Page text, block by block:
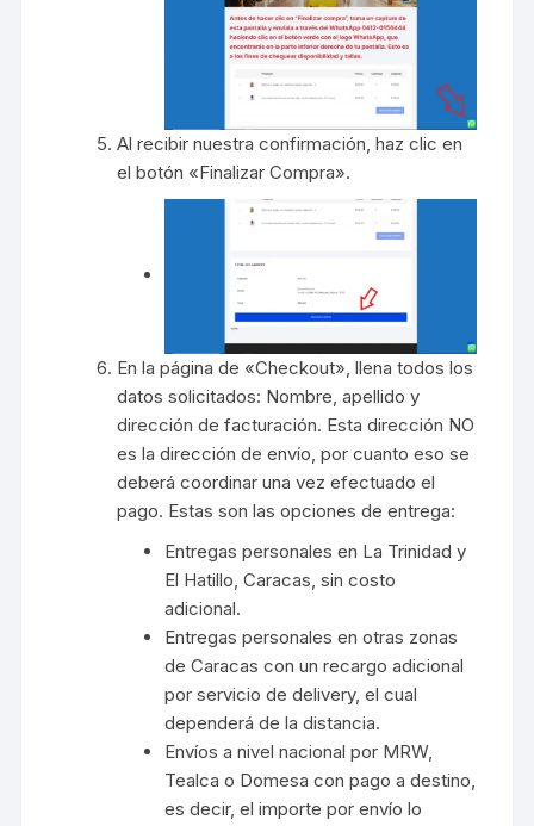
Al recibir nuestra confirmación, haz clic en
el botón «Finalizar Compra».
En la página de «Checkout», llena todos los
datos solicitados: Nombre, apellido y
dirección de facturación. Esta dirección NO
es la dirección de envío, por cuanto eso se
deberá coordinar una vez efectuado el
pago. Estas son las opciones de entrega:
Entregas personales en La Trinidad y
El Hatillo, Caracas, sin costo
adicional.
Entregas personales en otras zonas
de Caracas con un recargo adicional
por servicio de delivery, el cual
dependerá de la distancia.
Envíos a nivel nacional por MRW,
Tealca o Domesa con pago a destino,
es decir, el importe por envío lo